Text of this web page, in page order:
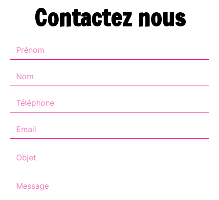
Contactez nous